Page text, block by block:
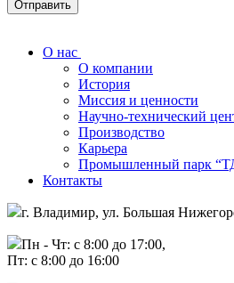
О нас
О компании
История
Миссия и ценности
Научно-технический
Производство
Карьера
Промышленный парк
Контакты
г. Владимир, ул. Большая
Пн - Чт: с 8:00 до 17:00,
Пт: с 8:00 до 16:00